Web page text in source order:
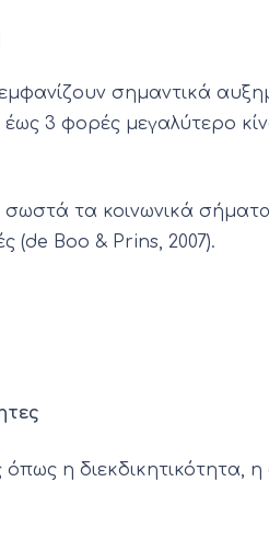
εμφανίζουν σημαντικά
έως 3 φορές μεγαλύτερο
τα κοινωνικά
(de Boo & Prins, 2007).
η διεκδικητικότητα,